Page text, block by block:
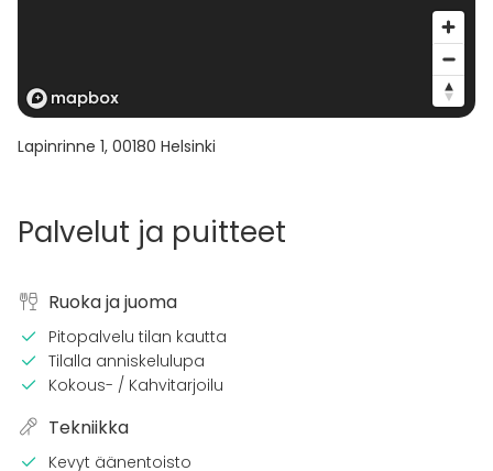
Lapinrinne 1, 00180 Helsinki
Palvelut ja puitteet
Ruoka ja juoma
Pitopalvelu tilan kautta
Tilalla anniskelulupa
Kokous- / Kahvitarjoilu
Tekniikka
Kevyt äänentoisto